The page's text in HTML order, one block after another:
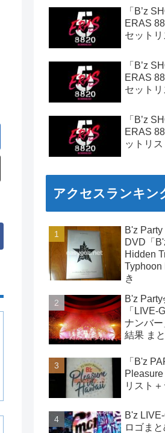
「B’z
ERAS
セット
「B’z
ERAS
セット
「B’z
ERAS
ットリ
アクセスランキン
B'z
DVD「
Hidden
Typhoon
き
B'z Party
「LIVE-
ナンバ
結果 ま
「B'z
リスト
B'z
ロゴま